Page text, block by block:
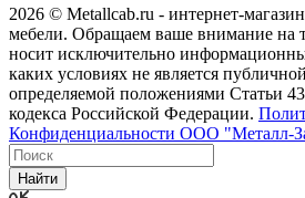
2026 © Metallcab.ru - интернет-
мебели. Обращаем ваше внимание на
носит исключительно
каких условиях не является
определяемой положениями Статьи
кодекса Российской Федерации.
Конфиденциальности ООО "Металл-
Найти